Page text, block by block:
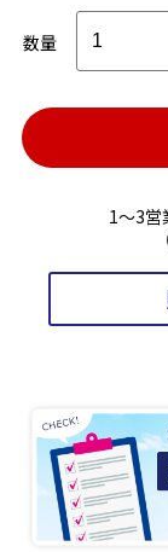
数量
1～3営